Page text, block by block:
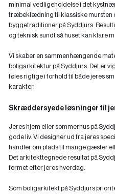
minimal vedligeholdelse i det
træbeklædning til klassiske mursten
byggetraditioner på Syddjurs.
og teknisk sundt så huset kan klare
Vi skaber en sammenhængende
boligarkitektur på Syddjurs. Det er
føles rigtige i forhold til både jeres
karakter.
Skræddersyede løsninger til
Jeres hjem eller sommerhus på
gode liv. Vi designer ud fra jeres
handler om plads til mange gæster
Det arkitekttegnede resultat på
formet efter jeres hverdag.
Som boligarkitekt på Syddjurs